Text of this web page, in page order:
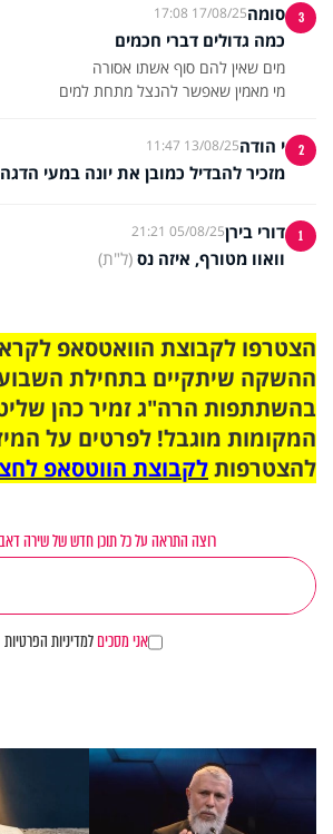
3 סומה17/08/25 17:08
כמה גדולים דברי חכמים
מי מאמין שאפשר להנצל מתחת למים
2 י הודה13/08/25 11:47
מזכיר להבדיל כמובן את יונה במעי הדגה
1 דורי בירן05/08/25 21:21
וואוו מטורף, איזה נס (ל"ת)
ההשקה שיתקיים בתחילת
בהשתתפות הרה"ג זמיר כהן
המקומות מוגבל! לפרטים על
להצטרפותלקבוצת הווטסאפ
רוצה התראה על כל תוכן חדש של שירה
אני מסכיםלמדיניות הפרטיות